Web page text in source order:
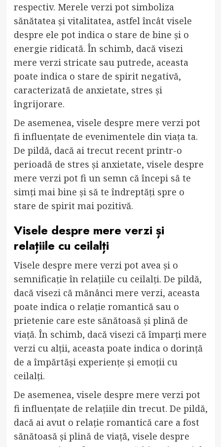
respectiv. Merele verzi pot simboliza
sănătatea și vitalitatea, astfel încât visele
despre ele pot indica o stare de bine și o
energie ridicată. În schimb, dacă visezi
mere verzi stricate sau putrede, aceasta
poate indica o stare de spirit negativă,
caracterizată de anxietate, stres și
îngrijorare.
De asemenea, visele despre mere verzi pot
fi influențate de evenimentele din viața ta.
De pildă, dacă ai trecut recent printr-o
perioadă de stres și anxietate, visele despre
mere verzi pot fi un semn că începi să te
simți mai bine și să te îndreptăți spre o
stare de spirit mai pozitivă.
Visele despre mere verzi și
relațiile cu ceilalți
Visele despre mere verzi pot avea și o
semnificație în relațiile cu ceilalți. De pildă,
dacă visezi că mănânci mere verzi, aceasta
poate indica o relație romantică sau o
prietenie care este sănătoasă și plină de
viață. În schimb, dacă visezi că împarți mere
verzi cu alții, aceasta poate indica o dorință
de a împărtăși experiențe și emoții cu
ceilalți.
De asemenea, visele despre mere verzi pot
fi influențate de relațiile din trecut. De pildă,
dacă ai avut o relație romantică care a fost
sănătoasă și plină de viață, visele despre